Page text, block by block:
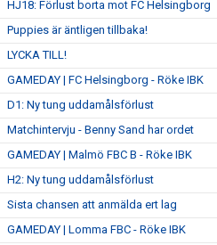
HJ18: Förlust borta mot FC Helsingborg
Puppies är äntligen tillbaka!
LYCKA TILL!
GAMEDAY | FC Helsingborg - Röke IBK
D1: Ny tung uddamålsförlust
Matchintervju - Benny Sand har ordet
GAMEDAY | Malmö FBC B - Röke IBK
H2: Ny tung uddamålsförlust
Sista chansen att anmälda ert lag
GAMEDAY | Lomma FBC - Röke IBK